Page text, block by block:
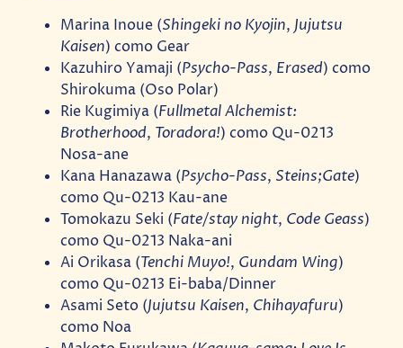
Marina Inoue (Shingeki no Kyojin, Jujutsu
Kaisen) como Gear
Kazuhiro Yamaji (Psycho-Pass, Erased) como
Shirokuma (Oso Polar)
Rie Kugimiya (Fullmetal Alchemist:
Brotherhood, Toradora!) como Qu-0213
Nosa-ane
Kana Hanazawa (Psycho-Pass, Steins;Gate)
como Qu-0213 Kau-ane
Tomokazu Seki (Fate/stay night, Code Geass)
como Qu-0213 Naka-ani
Ai Orikasa (Tenchi Muyo!, Gundam Wing)
como Qu-0213 Ei-baba/Dinner
Asami Seto (Jujutsu Kaisen, Chihayafuru)
como Noa